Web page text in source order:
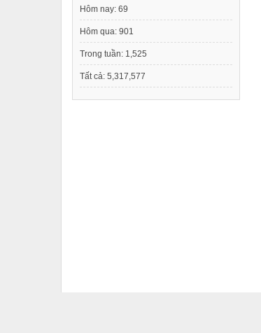
Hôm nay: 69
Hôm qua: 901
Trong tuần: 1,525
Tất cả: 5,317,577